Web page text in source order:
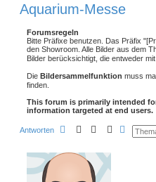
Aquarium-Messe
Forumsregeln
Bitte Präfixe benutzen. Das Präfix
den Showroom. Alle Bilder aus dem
Bilder berücksichtigt, die entweder
Die Bildersammelfunktion muss
finden.
This forum is primarily intended
information targeted at end users.
Antworten
E